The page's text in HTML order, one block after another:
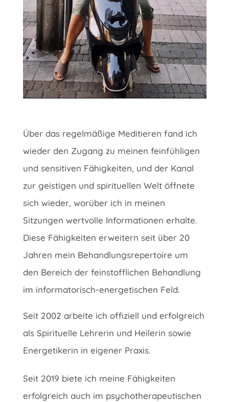
Über das regelmäßige Meditieren fand ich
wieder den Zugang zu meinen feinfühligen
und sensitiven Fähigkeiten, und der Kanal
zur geistigen und spirituellen Welt öffnete
sich wieder, worüber ich in meinen
Sitzungen wertvolle Informationen erhalte.
Diese Fähigkeiten erweitern seit über 20
Jahren mein Behandlungsrepertoire um
den Bereich der feinstofflichen Behandlung
im informatorisch-energetischen Feld.
Seit 2002 arbeite ich offiziell und erfolgreich
als Spirituelle Lehrerin und Heilerin sowie
Energetikerin in eigener Praxis.
Seit 2019 biete ich meine Fähigkeiten
erfolgreich auch im psychotherapeutischen